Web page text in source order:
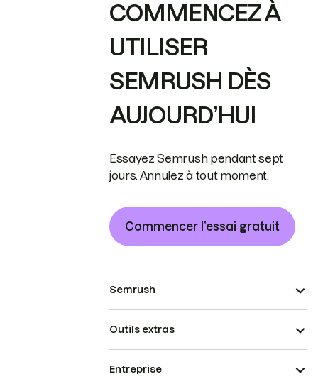
COMMENCEZ À
UTILISER
SEMRUSH DÈS
AUJOURD’HUI
Essayez Semrush pendant sept
jours. Annulez à tout moment.
Commencer l’essai gratuit
Semrush
Outils extras
Entreprise